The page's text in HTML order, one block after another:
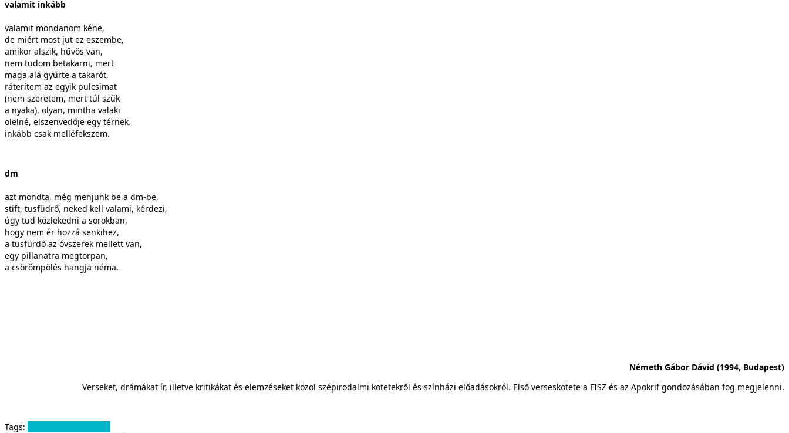
valamit inkább
valamit mondanom kéne,
de miért most jut ez eszembe,
amikor alszik, hűvös van,
nem tudom betakarni, mert
maga alá gyűrte a takarót,
ráterítem az egyik pulcsimat
(nem szeretem, mert túl szűk
a nyaka), olyan, mintha valaki
ölelné, elszenvedője egy térnek.
inkább csak melléfekszem.
dm
azt mondta, még menjünk be a dm-be,
stift, tusfüdrő, neked kell valami, kérdezi,
úgy tud közlekedni a sorokban,
hogy nem ér hozzá senkihez,
a tusfürdő az óvszerek mellett van,
egy pillanatra megtorpan,
a csörömpölés hangja néma.
Németh Gábor Dávid (1994, Budapest)
Verseket, drámákat ír, illetve kritikákat és elemzéseket közöl szépirodalmi kötetekről és színházi előadásokról. Első verseskötete a FISZ és az Apokrif gondozásában fog megjelenni.
Tags: